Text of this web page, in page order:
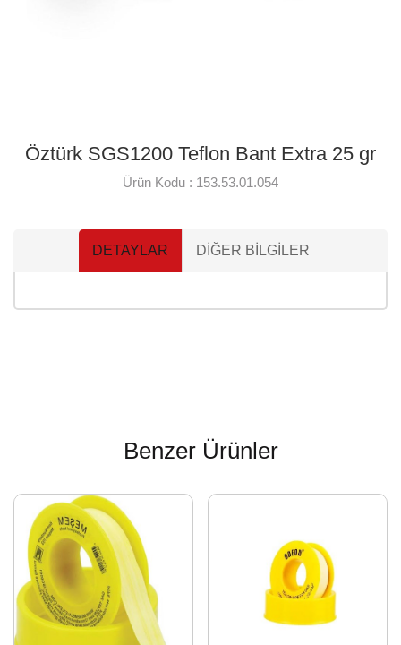
Öztürk SGS1200 Teflon Bant Extra 25 gr
Ürün Kodu : 153.53.01.054
DETAYLAR DIĞER BILGILER
Benzer Ürünler